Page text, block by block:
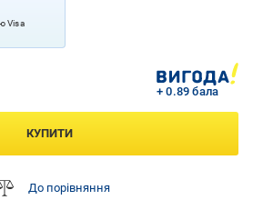
Visa
+ 0.89 бала
КУПИТИ
До порівняння